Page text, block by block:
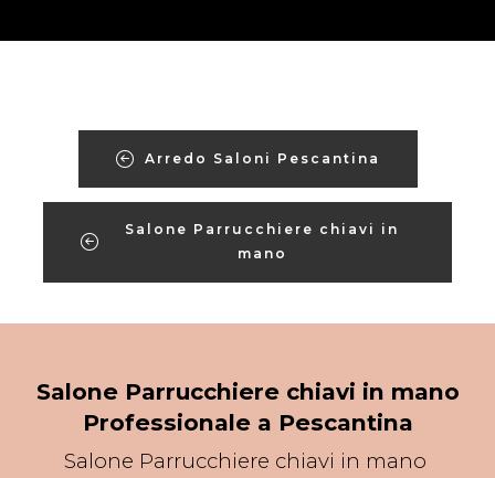
Arredo Saloni Pescantina
Salone Parrucchiere chiavi in
mano
Salone Parrucchiere chiavi in mano
Professionale a Pescantina
Salone Parrucchiere chiavi in mano